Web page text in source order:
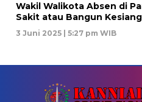
Wakil Walikota Absen di
Sakit atau Bangun
3 Juni 2025 | 5:27 pm WIB